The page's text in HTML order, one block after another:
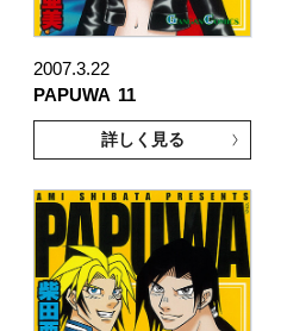
2007.3.22
PAPUWA 11
詳しく見る